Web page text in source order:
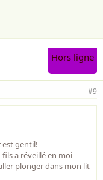
Hors ligne
#9
gentil!
a réveillé en moi
plonger dans mon lit